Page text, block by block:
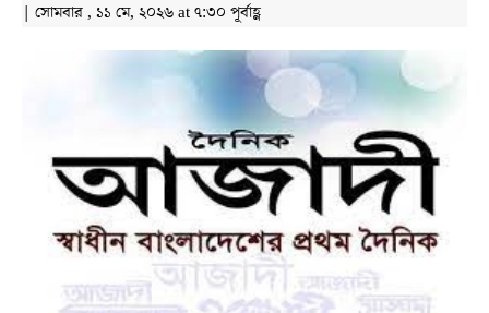
| সোমবার , ১১ মে, ২০২৬ at ৭:৩০ পূর্বাহ্ণ